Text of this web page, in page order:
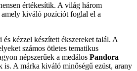
értékesítik. A világ három
kiváló pozíciót foglal el a
kézzel készített ékszereket talál. A
számos ötletes tematikus
népszerűek a medálos Pandora
is. A márka kiváló minőségű ezüst, arany